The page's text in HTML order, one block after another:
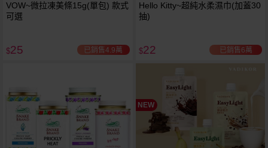
VOW~微拉凍美條15g(單包) 款式
可選
$25 已銷售4.9萬
Hello Kitty~超純水柔濕巾(加蓋30
抽)
$22 已銷售6萬
NEW